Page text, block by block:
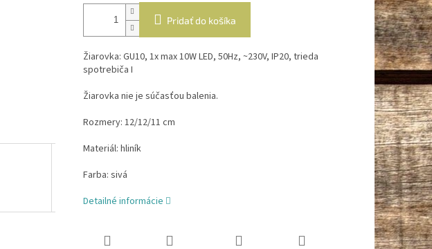
Pridať do košíka
Žiarovka: GU10, 1x max 10W LED, 50Hz, ~230V, IP20, trieda
spotrebiča I
Žiarovka nie je súčasťou balenia.
Rozmery: 12/12/11 cm
Materiál: hliník
Farba: sivá
Detailné informácie